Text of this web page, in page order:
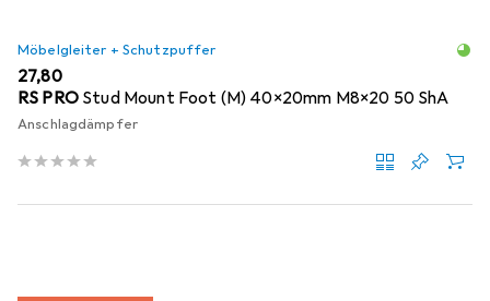
Möbelgleiter + Schutzpuffer
EUR
27,80
RS PRO Stud Mount Foot (M) 40x20mm M8x20 50 ShA
Anschlagdämpfer